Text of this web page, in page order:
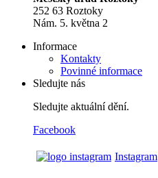
252 63 Roztoky
Nám. 5. května 2
Informace
Kontakty
Povinné informace
Sledujte nás
Sledujte aktuální dění.
Facebook
Instagram